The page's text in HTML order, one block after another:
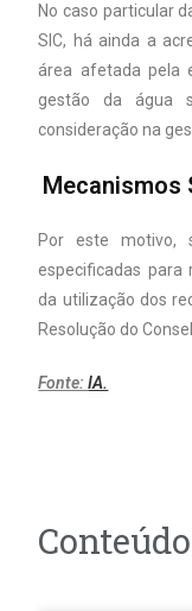
No caso particular
SIC, há ainda a
área afetada pela
gestão da água
consideração na
Mecanismos
Por este motivo,
especificadas para
da utilização dos
Resolução do
Fonte:IA.